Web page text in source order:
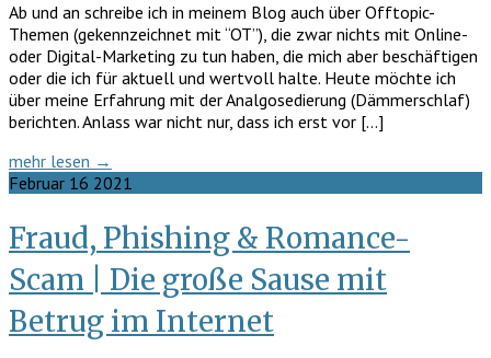
Ab und an schreibe ich in meinem Blog auch über Offtopic-
Themen (gekennzeichnet mit “OT”), die zwar nichts mit Online-
oder Digital-Marketing zu tun haben, die mich aber beschäftigen
oder die ich für aktuell und wertvoll halte. Heute möchte ich
über meine Erfahrung mit der Analgosedierung (Dämmerschlaf)
berichten. Anlass war nicht nur, dass ich erst vor […]
mehr lesen →
Februar 16 2021
Fraud, Phishing & Romance-
Scam | Die große Sause mit
Betrug im Internet